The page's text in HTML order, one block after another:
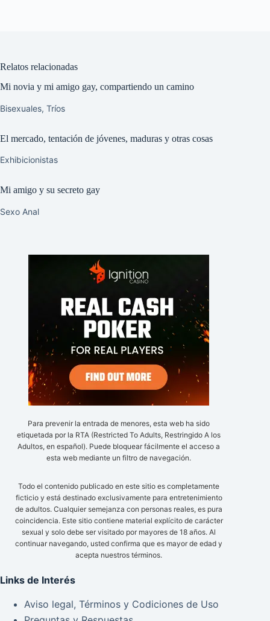
Relatos relacionadas
Mi novia y mi amigo gay, compartiendo un camino
Bisexuales, Tríos
El mercado, tentación de jóvenes, maduras y otras cosas
Exhibicionistas
Mi amigo y su secreto gay
Sexo Anal
Para prevenir la entrada de menores, esta web ha sido
etiquetada por la RTA (Restricted To Adults, Restringido A los
Adultos, en español). Puede bloquear fácilmente el acceso a
esta web mediante un filtro de navegación.
Todo el contenido publicado en este sitio es completamente
ficticio y está destinado exclusivamente para entretenimiento
de adultos. Cualquier semejanza con personas reales, es pura
coincidencia. Este sitio contiene material explícito de carácter
sexual y solo debe ser visitado por mayores de 18 años. Al
continuar navegando, usted confirma que es mayor de edad y
acepta nuestros términos.
Links de Interés
Aviso legal, Términos y Codiciones de Uso